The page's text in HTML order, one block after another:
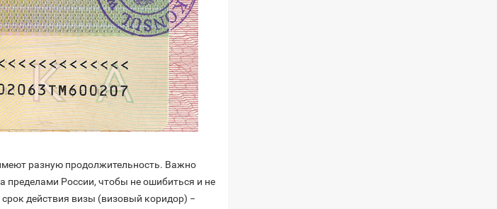
разную продолжительность. Важно
пределами России, чтобы не ошибиться и не
действия визы (визовый коридор) −